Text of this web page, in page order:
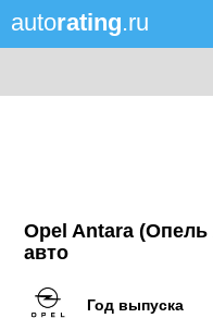
autorating.ru
Opel Antara
авто
Год выпуска